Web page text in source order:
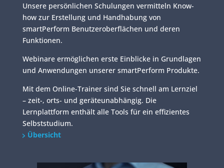
Unsere persönlichen Schulungen vermitteln Know-
how zur Erstellung und Handhabung von
smartPerform Benutzeroberflächen und deren
Funktionen.
Webinare ermöglichen erste Einblicke in Grundlagen
und Anwendungen unserer smartPerform Produkte.
Mit dem Online-Trainer sind Sie schnell am Lernziel
– zeit-, orts- und geräteunabhängig. Die
Lernplattform enthält alle Tools für ein effizientes
Selbststudium.
Übersicht